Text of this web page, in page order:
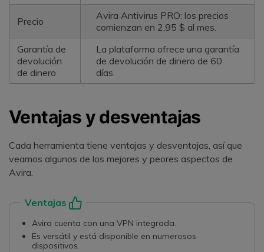
Precio
Avira Antivirus PRO: los precios
comienzan en 2,95 $ al mes.
Garantía de
devolución
de dinero
La plataforma ofrece una garantía
de devolución de dinero de 60
días.
Ventajas y desventajas
Cada herramienta tiene ventajas y desventajas, así que
veamos algunos de los mejores y peores aspectos de
Avira.
Ventajas
Avira cuenta con una VPN integrada.
Es versátil y está disponible en numerosos
dispositivos.